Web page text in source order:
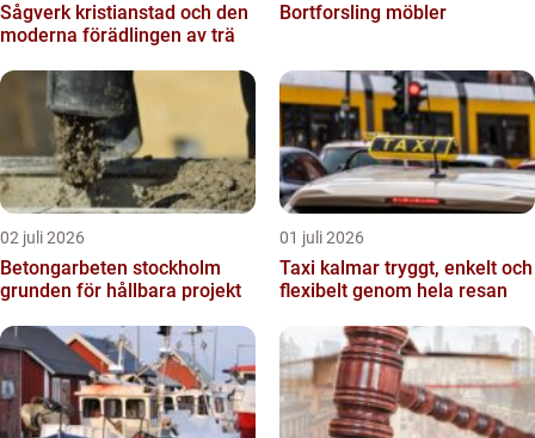
Sågverk kristianstad och den
moderna förädlingen av trä
Bortforsling möbler
02 juli 2026
Betongarbeten stockholm
grunden för hållbara projekt
01 juli 2026
Taxi kalmar tryggt, enkelt och
flexibelt genom hela resan